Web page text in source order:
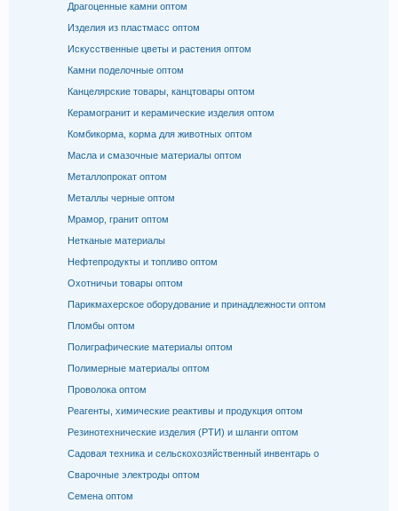
Драгоценные камни оптом
Изделия из пластмасс оптом
Искусственные цветы и растения оптом
Камни поделочные оптом
Канцелярские товары, канцтовары оптом
Керамогранит и керамические изделия оптом
Комбикорма, корма для животных оптом
Масла и смазочные материалы оптом
Металлопрокат оптом
Металлы черные оптом
Мрамор, гранит оптом
Нетканые материалы
Нефтепродукты и топливо оптом
Охотничьи товары оптом
Парикмахерское оборудование и принадлежности оптом
Пломбы оптом
Полиграфические материалы оптом
Полимерные материалы оптом
Проволока оптом
Реагенты, химические реактивы и продукция оптом
Резинотехнические изделия (РТИ) и шланги оптом
Садовая техника и сельскохозяйственный инвентарь о
Сварочные электроды оптом
Семена оптом